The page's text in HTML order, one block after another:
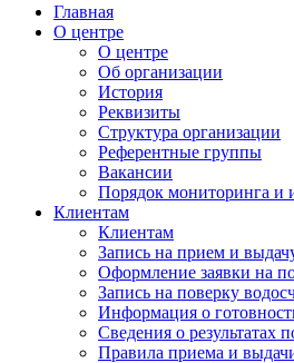
Главная
О центре
О центре
Об организации
История
Реквизиты
Структура организации
Референтные группы
Вакансии
Порядок мониторинга и
Клиентам
Клиентам
Запись на прием и
Оформление заявки на
Запись на поверку
Информация о
Сведения о результатах
Правила приема и